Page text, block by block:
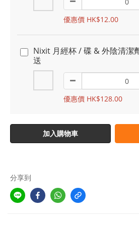
優惠價 HK$12.00
Nixit 月經杯 / 碟 & 外陰清潔
送
優惠價 HK$128.00
加入購物車
分享到